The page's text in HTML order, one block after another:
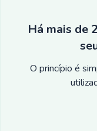
Há mais de
O princípio é